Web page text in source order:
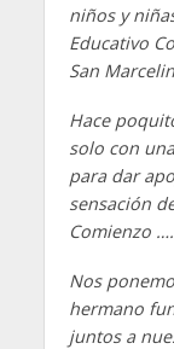
niños y
Educativo
San
Hace
solo con
para dar
sensación
Comienzo
Nos
hermano
juntos a